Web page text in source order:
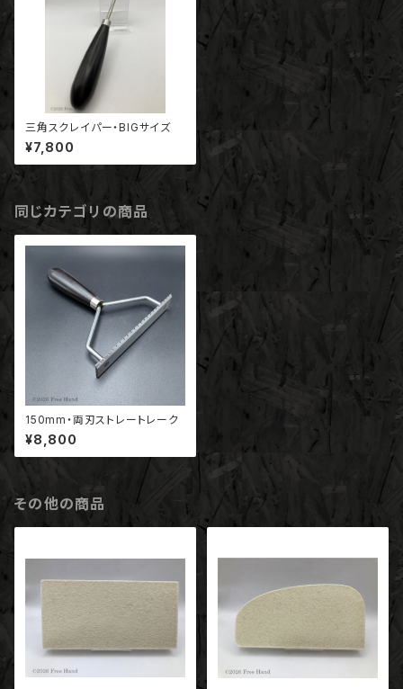
三角スクレイパー・BIGサイズ
¥7,800
同じカテゴリの商品
150mm・両刃ストレートレーク
¥8,800
その他の商品